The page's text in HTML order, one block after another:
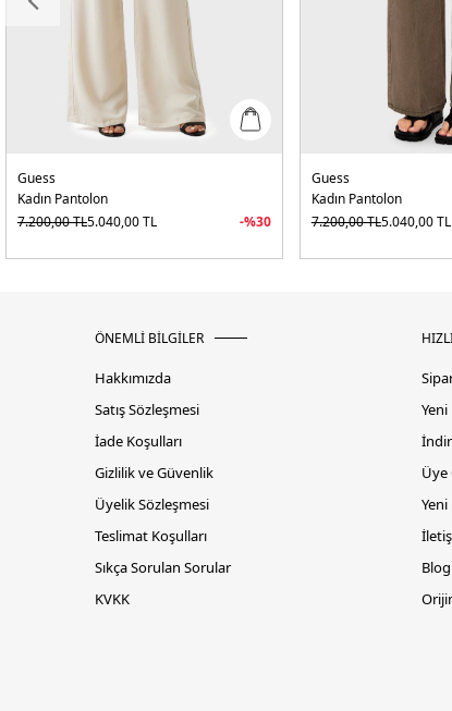
Guess
Kadın Pantolon
7.200,00TL5.040,00TL -%30
Guess
Kadın Pantolon
7.200,00TL5.040,00TL
ÖNEMLİ BİLGİLER
Hakkımızda
Satış Sözleşmesi
İade Koşulları
Gizlilik ve Güvenlik
Üyelik Sözleşmesi
Teslimat Koşulları
Sıkça Sorulan Sorular
KVKK
Üye
Blog